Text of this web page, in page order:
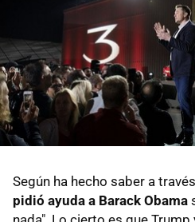
Según ha hecho saber a
pidió ayuda a Barack Obama